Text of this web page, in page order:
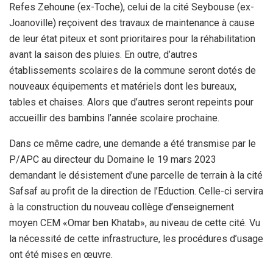
Refes Zehoune (ex-Toche), celui de la cité Seybouse (ex-
Joanoville) reçoivent des travaux de maintenance à cause
de leur état piteux et sont prioritaires pour la réhabilitation
avant la saison des pluies. En outre, d’autres
établissements scolaires de la commune seront dotés de
nouveaux équipements et matériels dont les bureaux,
tables et chaises. Alors que d’autres seront repeints pour
accueillir des bambins l’année scolaire prochaine.
Dans ce même cadre, une demande a été transmise par le
P/APC au directeur du Domaine le 19 mars 2023
demandant le désistement d’une parcelle de terrain à la cité
Safsaf au profit de la direction de l’Eduction. Celle-ci servira
à la construction du nouveau collège d’enseignement
moyen CEM «Omar ben Khatab», au niveau de cette cité. Vu
la nécessité de cette infrastructure, les procédures d’usage
ont été mises en œuvre.